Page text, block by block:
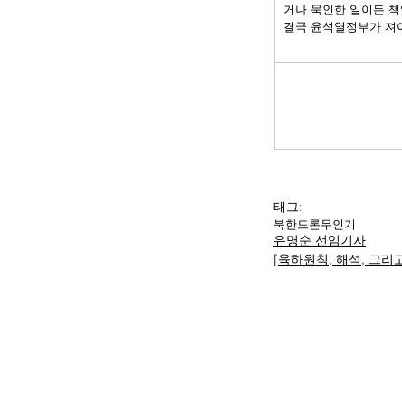
거나 묵인한 일이든 책
결국 윤석열정부가 져
태그:
북한드론무인기
유명순 선임기자
[육하원칙, 해석, 그리